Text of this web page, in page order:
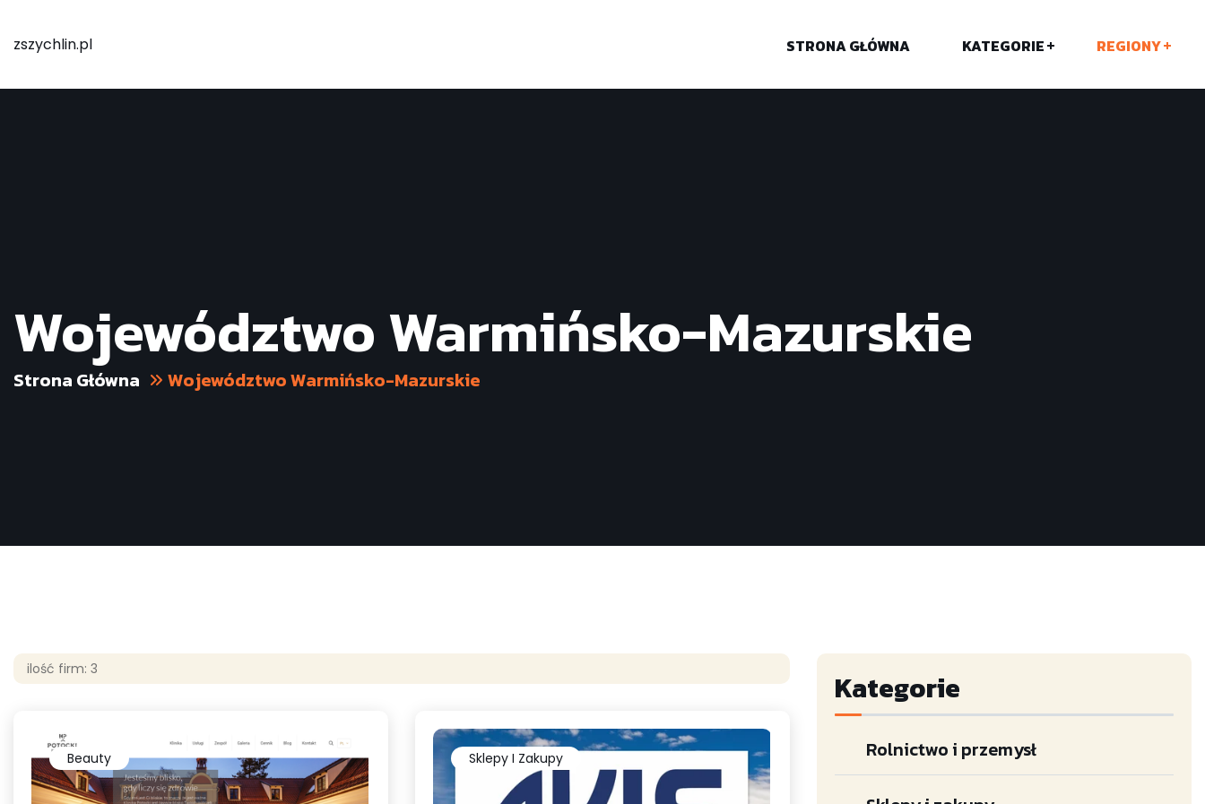
zszychlin.pl STRONA GŁÓWNA KATEGORIE REGIONY
Województwo Warmińsko-Mazurskie
Strona Główna Województwo Warmińsko-Mazurskie
ilość firm: 3
Beauty Sklepy I Zakupy
Kategorie
Rolnictwo i przemysł